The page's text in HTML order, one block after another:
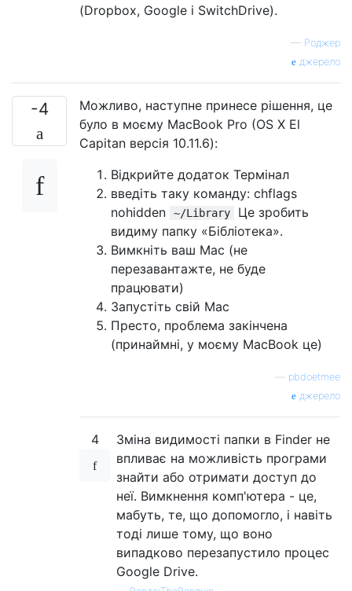
(Dropbox, Google і SwitchDrive).
— Роджер
джерело
-4
Можливо, наступне принесе рішення, це
було в моєму MacBook Pro (OS X El
Capitan версія 10.11.6):
Відкрийте додаток Термінал
введіть таку команду: chflags
nohidden
~/Library
Це зробить
видиму папку «Бібліотека».
Вимкніть ваш Mac (не
перезавантажте, не буде
працювати)
Запустіть свій Mac
Престо, проблема закінчена
(принаймні, у моєму MacBook це)
pbdoetmee
джерело
4
Зміна видимості папки в Finder не
впливає на можливість програми
знайти або отримати доступ до
неї. Вимкнення комп'ютера - це,
мабуть, те, що допомогло, і навіть
тоді лише тому, що воно
випадково перезапустило процес
Google Drive.